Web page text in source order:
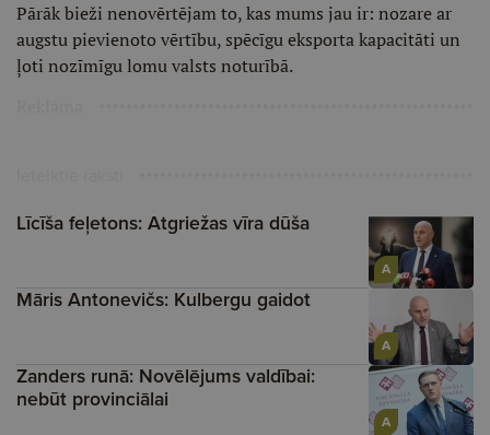
Pārāk bieži nenovērtējam to, kas mums jau ir: nozare ar
augstu pievienoto vērtību, spēcīgu eksporta kapacitāti un
ļoti nozīmīgu lomu valsts noturībā.
A
Līcīša feļetons: Atgriežas vīra dūša
A
Māris Antonevičs: Kulbergu gaidot
A
Zanders runā: Novēlējums valdībai:
nebūt provinciālai